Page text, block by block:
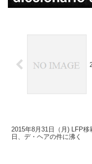
2015年8月31日（月) LFP移
日、デ・ヘアの件に沸く